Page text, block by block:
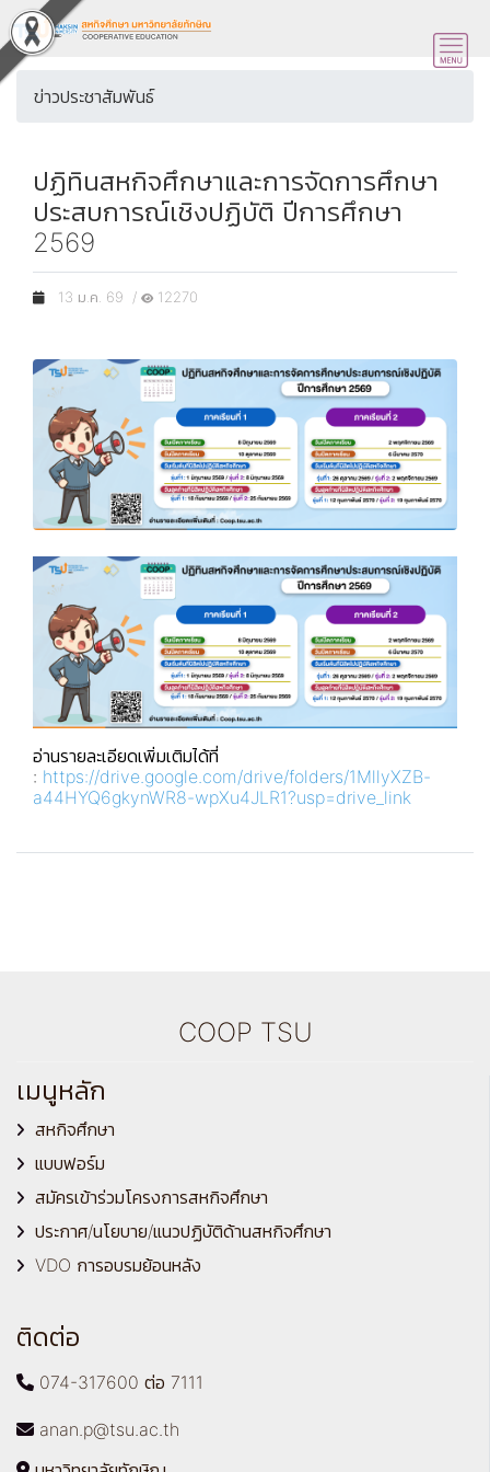
ข่าวประชาสัมพันธ์
ปฏิทินสหกิจศึกษาและการจัดการศึกษา
ประสบการณ์เชิงปฏิบัติ ปีการศึกษา
2569
13 ม.ค. 69 / 12270
อ่านรายละเอียดเพิ่มเติมได้ที่
: https://drive.google.com/drive/folders/1MllyXZB-
a44HYQ6gkynWR8-wpXu4JLR1?usp=drive_link
COOP TSU
เมนูหลัก
สหกิจศึกษา
แบบฟอร์ม
สมัครเข้าร่วมโครงการสหกิจศึกษา
ประกาศ/นโยบาย/แนวปฏิบัติด้านสหกิจศึกษา
VDO การอบรมย้อนหลัง
ติดต่อ
074-317600 ต่อ 7111
anan.p@tsu.ac.th